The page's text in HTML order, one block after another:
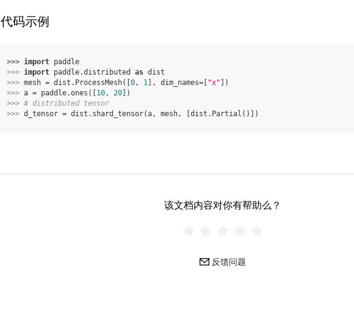
代码示例
>>> import paddle
>>> import paddle.distributed as dist
>>> mesh = dist . ProcessMesh([ 0, 1 ], dim_names= "x" ])
>>> a = paddle.ones ([ 10, 20 ])
>>> # distributed tensor
>>> d_tensor = dist . shard_tensor(a, mesh, dist . Partial ()])
该文档内容对你有帮助么？
反馈问题